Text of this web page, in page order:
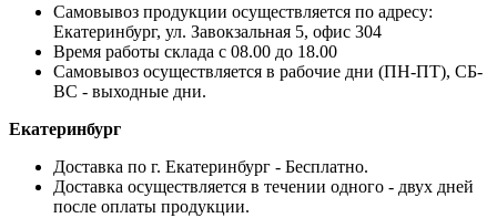
Самовывоз продукции осуществляется по адресу:
Екатеринбург, ул. Завокзальная 5, офис 304
Время работы склада с 08.00 до 18.00
Самовывоз осуществляется в рабочие дни (ПН-ПТ), СБ-
ВС - выходные дни.
Екатеринбург
Доставка по г. Екатеринбург - Бесплатно.
Доставка осуществляется в течении одного - двух дней
после оплаты продукции.